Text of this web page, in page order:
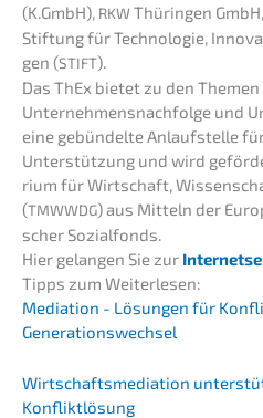
(K.GmbH), RKWThürin­gen GmbH,
Stiftung für Techno­lo­gie,
gen (STIFT).
Das ThEx bietet zu den
Unternehmens­nachfolge und
eine gebün­del­te Anlauf­stel­le
Unter­stüt­zung und wird
ri­um für Wirtschaft,
(TMWWDG) aus Mitteln der
scher Sozialfonds.
Hier gelan­gen Sie zur
Tipps zum Weiterlesen:
Media­ti­on - Lösun­gen für
Generationswechsel
Wirtschafts­me­dia­ti­on
Konfliktlösung